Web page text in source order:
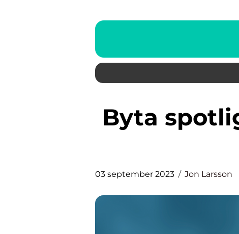
Byta spotlights – en komplett
03 september 2023 Jon Larsson